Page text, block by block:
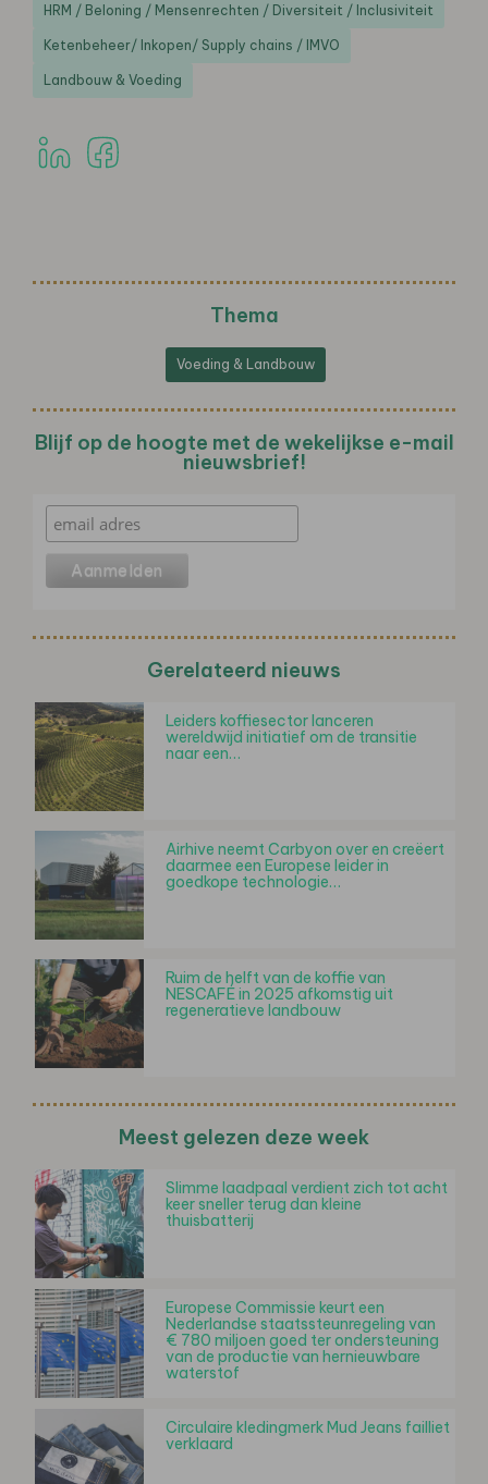
HRM / Beloning / Mensenrechten / Diversiteit / Inclusiviteit
Ketenbeheer/ Inkopen/ Supply chains / IMVO
Landbouw & Voeding
Thema
Voeding & Landbouw
Blijf op de hoogte met de wekelijkse e-mail
nieuwsbrief!
Gerelateerd nieuws
Leiders koffiesector lanceren
wereldwijd initiatief om de transitie
naar een…
Airhive neemt Carbyon over en creëert
daarmee een Europese leider in
goedkope technologie…
Ruim de helft van de koffie van
NESCAFÉ in 2025 afkomstig uit
regeneratieve landbouw
Meest gelezen deze week
Slimme laadpaal verdient zich tot acht
keer sneller terug dan kleine
thuisbatterij
Europese Commissie keurt een
Nederlandse staatssteunregeling van
€ 780 miljoen goed ter ondersteuning
van de productie van hernieuwbare
waterstof
Circulaire kledingmerk Mud Jeans failliet
verklaard